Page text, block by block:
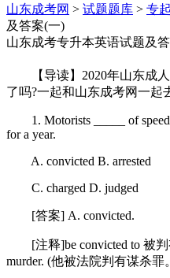
山东成考网 > 试题题库 > 专
及答案(一)
山东成考专升本英语试题及
【导读】2020年山东成人
了吗?一起和山东成考网一起
1. Motorists _____ of
for a year.
A. convicted B. arrested
C. charged D. judged
[答案] A. convicted.
[注释]be convicted to 被判
murder. (他被法院判有谋杀罪